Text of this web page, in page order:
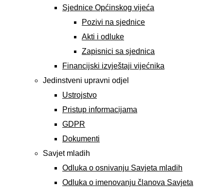
Sjednice Općinskog vijeća
Pozivi na sjednice
Akti i odluke
Zapisnici sa sjednica
Financijski izvještaji vijećnika
Jedinstveni upravni odjel
Ustrojstvo
Pristup informacijama
GDPR
Dokumenti
Savjet mladih
Odluka o osnivanju Savjeta mladih
Odluka o imenovanju članova Savjeta